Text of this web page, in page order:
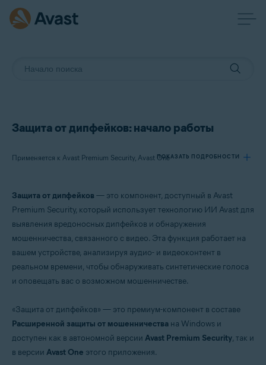
Защита от дипфейков: начало работы
Применяется к Avast Premium Security, Avast OneПОКАЗАТЬ ПОДРОБНОСТИ
Продукты:
Avast One
Операционные системы:
Windows
Защита от дипфейков — это компонент, доступный в Avast
Premium Security, который использует технологию ИИ Avast для
выявления вредоносных дипфейков и обнаружения
мошенничества, связанного с видео. Эта функция работает на
вашем устройстве, анализируя аудио- и видеоконтент в
реальном времени, чтобы обнаруживать синтетические голоса
и оповещать вас о возможном мошенничестве.
«Защита от дипфейков» — это премиум-компонент в составе
Расширенной защиты от мошенничества на Windows и
доступен как в автономной версии Avast Premium Security, так и
в версии Avast One этого приложения.